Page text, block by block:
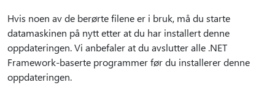
Hvis noen av de berørte filene er i bruk, må du starte
datamaskinen på nytt etter at du har installert denne
oppdateringen. Vi anbefaler at du avslutter alle .NET
Framework-baserte programmer før du installerer denne
oppdateringen.